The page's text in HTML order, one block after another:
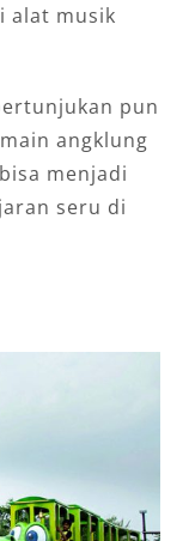
alat musik
pun
angklung
menjadi
seru di